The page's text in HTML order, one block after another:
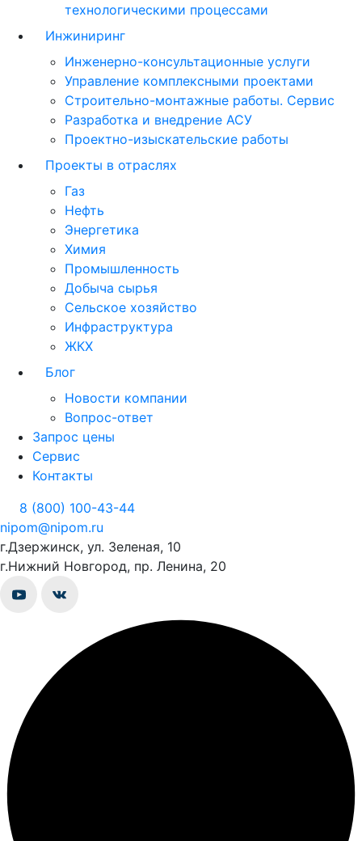
технологическими процессами
Инжиниринг
Инженерно-консультационные услуги
Управление комплексными проектами
Строительно-монтажные работы. Сервис
Разработка и внедрение АСУ
Проектно-изыскательские работы
Проекты в отраслях
Газ
Нефть
Энергетика
Химия
Промышленность
Добыча сырья
Сельское хозяйство
Инфраструктура
ЖКХ
Блог
Новости компании
Вопрос-ответ
Запрос цены
Сервис
Контакты
8 (800) 100-43-44
nipom@nipom.ru
г.Дзержинск, ул. Зеленая, 10
г.Нижний Новгород, пр. Ленина, 20